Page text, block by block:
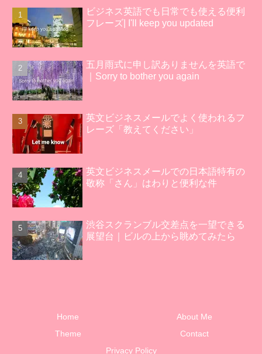
ビジネス英語でも日常でも使える便利
フレーズ| I'll keep you updated
五月雨式に申し訳ありませんを英語で
｜Sorry to bother you again
英文ビジネスメールでよく使われるフ
レーズ「教えてください」
英文ビジネスメールでの日本語特有の
敬称「さん」はわりと便利な件
渋谷スクランブル交差点を一望できる
展望台｜ビルの上から眺めてみたら
Home
About Me
Theme
Contact
Privacy Policy